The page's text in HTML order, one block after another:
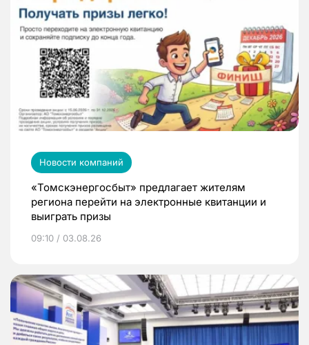
Новости компаний
«Томскэнергосбыт» предлагает жителям
региона перейти на электронные квитанции и
выиграть призы
09:10 / 03.08.26